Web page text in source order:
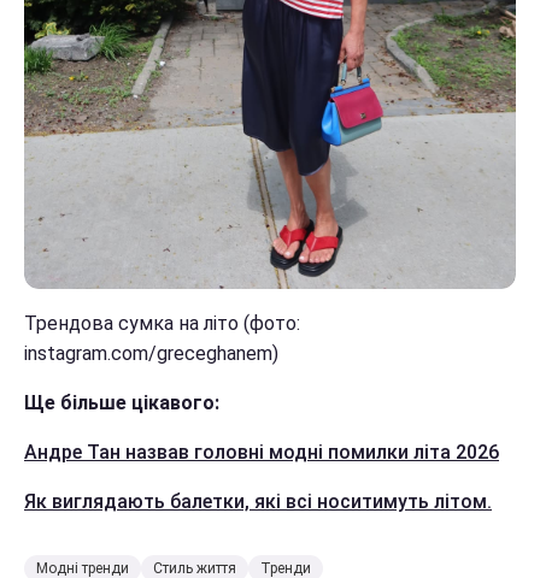
Трендова сумка на літо (фото:
instagram.com/greceghanem)
Ще більше цікавого:
Андре Тан назвав головні модні помилки літа 2026
Як виглядають балетки, які всі носитимуть літом.
Модні тренди Стиль життя Тренди